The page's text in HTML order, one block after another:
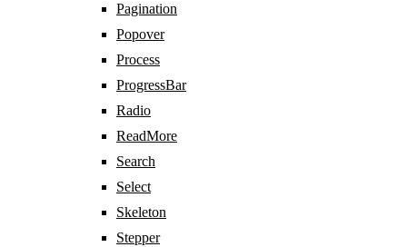
Pagination
Popover
Process
ProgressBar
Radio
ReadMore
Search
Select
Skeleton
Stepper